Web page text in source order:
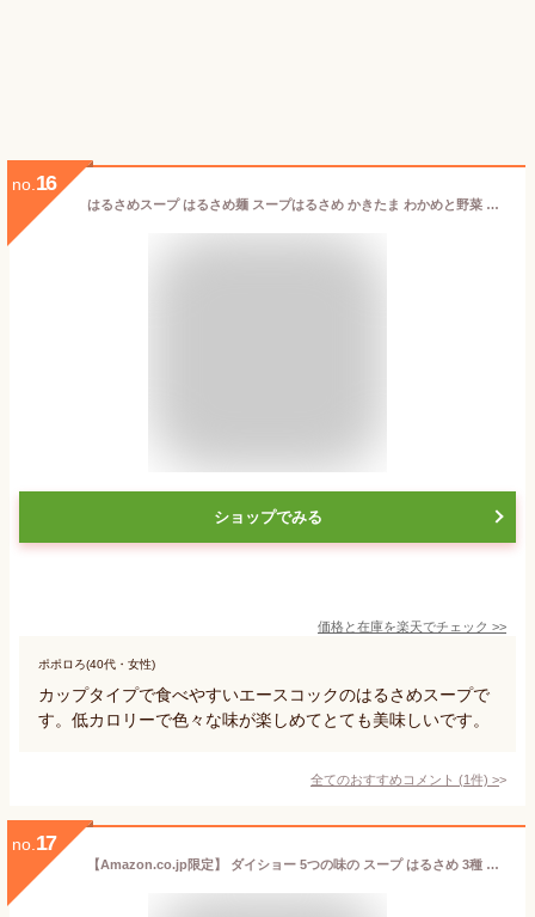
no. 16
はるさめスープ はるさめ麺 スープはるさめ かきたま わかめと野菜 担担味 ワンタン ヘルシー スープはるさめ カップスープ 春雨 低カロリー カップ麺 おにぎりに合う かきたま インスタント 即席 日本製 エースコック ACECOOK
ショップでみる
価格と在庫を楽天でチェック >>
ポポロろ(40代・女性)
カップタイプで食べやすいエースコックのはるさめスープで
す。低カロリーで色々な味が楽しめてとても美味しいです。
全てのおすすめコメント (1件) >
no. 17
【Amazon.co.jp限定】 ダイショー 5つの味の スープ はるさめ 3種 計9袋 セット 全15種の味が楽しめる スープ春雨 低カロリー 9袋 非常食 備蓄食材 ローリングストック